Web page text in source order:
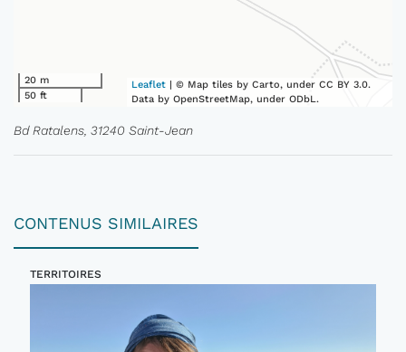
20 m
50 ft
Leaflet | © Map tiles by Carto, under CC BY 3.0.
Data by OpenStreetMap, under ODbL.
Bd Ratalens, 31240 Saint-Jean
CONTENUS SIMILAIRES
TERRITOIRES